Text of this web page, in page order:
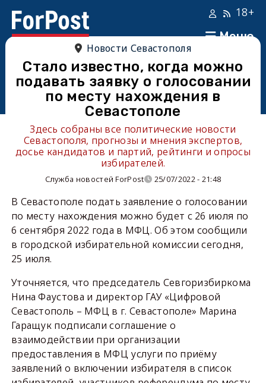
Меню
18+
Новости Севастополя
Стало известно, когда можно
подавать заявку о голосовании
по месту нахождения в
Севастополе
Здесь собраны все политические новости
Севастополя, прогнозы и мнения экспертов,
досье кандидатов и партий, рейтинги и опросы
избирателей.
Служба новостей ForPost 25/07/2022 - 21:48
В Севастополе подать заявление о голосовании
по месту нахождения можно будет с 26 июля по
6 сентября 2022 года в МФЦ. Об этом сообщили
в городской избирательной комиссии сегодня,
25 июля.
Уточняется, что председатель Севгоризбиркома
Нина Фаустова и директор ГАУ «Цифровой
Севастополь – МФЦ в г. Севастополе» Марина
Гаращук подписали соглашение о
взаимодействии при организации
предоставления в МФЦ услуги по приёму
заявлений о включении избирателя в список